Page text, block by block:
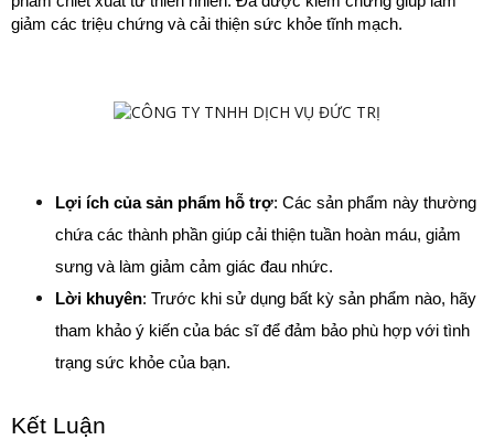
giảm các triệu chứng và cải thiện sức khỏe tĩnh mạch.
Lợi ích của sản phẩm hỗ trợ: Các sản phẩm này thường
chứa các thành phần giúp cải thiện tuần hoàn máu, giảm
sưng và làm giảm cảm giác đau nhức.
Lời khuyên: Trước khi sử dụng bất kỳ sản phẩm nào, hãy
tham khảo ý kiến của bác sĩ để đảm bảo phù hợp với tình
trạng sức khỏe của bạn.
Kết Luận